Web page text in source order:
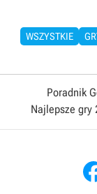
WSZYSTKIE
Poradnik
Najlepsze gry